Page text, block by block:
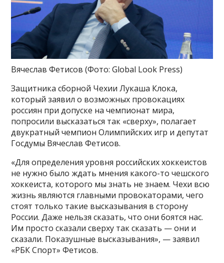
Вячеслав Фетисов(Фото: Global Look Press)
Защитника сборной Чехии Лукаша Клока,
который заявил о возможных провокациях
россиян при допуске на чемпионат мира,
попросили высказаться так «сверху», полагает
двукратный чемпион Олимпийских игр и депутат
Госдумы Вячеслав Фетисов.
«Для определения уровня российских хоккеистов
не нужно было ждать мнения какого-то чешского
хоккеиста, которого мы знать не знаем. Чехи всю
жизнь являются главными провокаторами, чего
стоят только такие высказывания в сторону
России. Даже нельзя сказать, что они боятся нас.
Им просто сказали сверху так сказать — они и
сказали. Показушные высказывания», — заявил
«РБК Спорт» Фетисов.